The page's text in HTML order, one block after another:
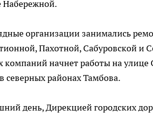
Набережной.
организации занимались
Пахотной, Сабуровской и
компаний начнет работы на улице
районах Тамбова.
день, Дирекцией городских